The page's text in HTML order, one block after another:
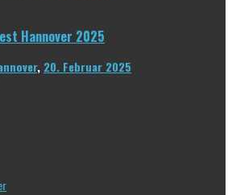
Hannover 2025
, 20. Februar 2025